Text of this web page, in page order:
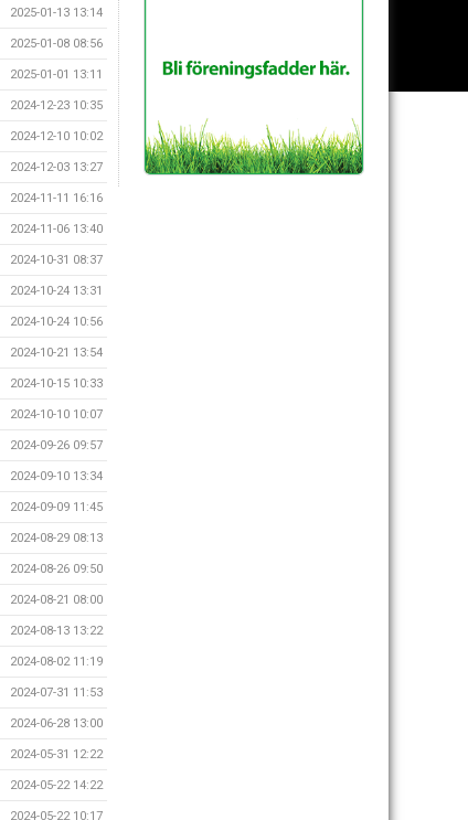
2025-01-13 13:14
2025-01-08 08:56
2025-01-01 13:11
2024-12-23 10:35
2024-12-10 10:02
2024-12-03 13:27
2024-11-11 16:16
2024-11-06 13:40
2024-10-31 08:37
2024-10-24 13:31
2024-10-24 10:56
2024-10-21 13:54
2024-10-15 10:33
2024-10-10 10:07
2024-09-26 09:57
2024-09-10 13:34
2024-09-09 11:45
2024-08-29 08:13
2024-08-26 09:50
2024-08-21 08:00
2024-08-13 13:22
2024-08-02 11:19
2024-07-31 11:53
2024-06-28 13:00
2024-05-31 12:22
2024-05-22 14:22
2024-05-22 10:17